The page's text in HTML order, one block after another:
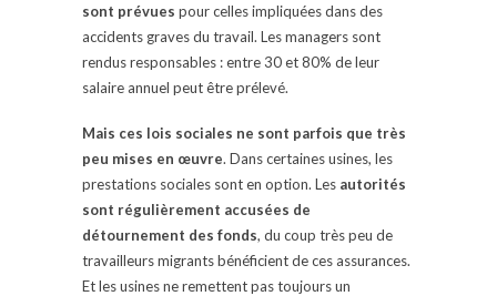
sont prévues pour celles impliquées dans des
accidents graves du travail. Les managers sont
rendus responsables : entre 30 et 80% de leur
salaire annuel peut être prélevé.
Mais ces lois sociales ne sont parfois que très
peu mises en œuvre. Dans certaines usines, les
prestations sociales sont en option. Les autorités
sont régulièrement accusées de
détournement des fonds, du coup très peu de
travailleurs migrants bénéficient de ces assurances.
Et les usines ne remettent pas toujours un